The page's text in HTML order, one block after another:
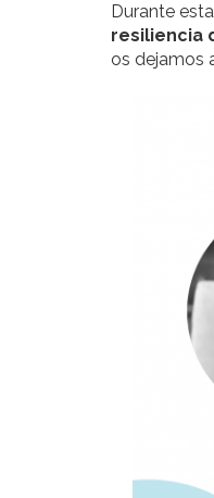
Durante
resiliencia
os dejamos